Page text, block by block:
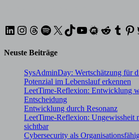
LinkedIn
Instagram
Threads
Spotify
X TikTok
YouTube
Meetup
Reddit
Neuste Beiträge
SysAdminDay: Wertschätzung für
Potenzial im Lebenslauf erkennen
LeetTime-Reflexion: Entwicklung
Entscheidung
Entwicklung durch Resonanz
LeetTime-Reflexion: Ungewissheit
sichtbar
Cybersecurity als